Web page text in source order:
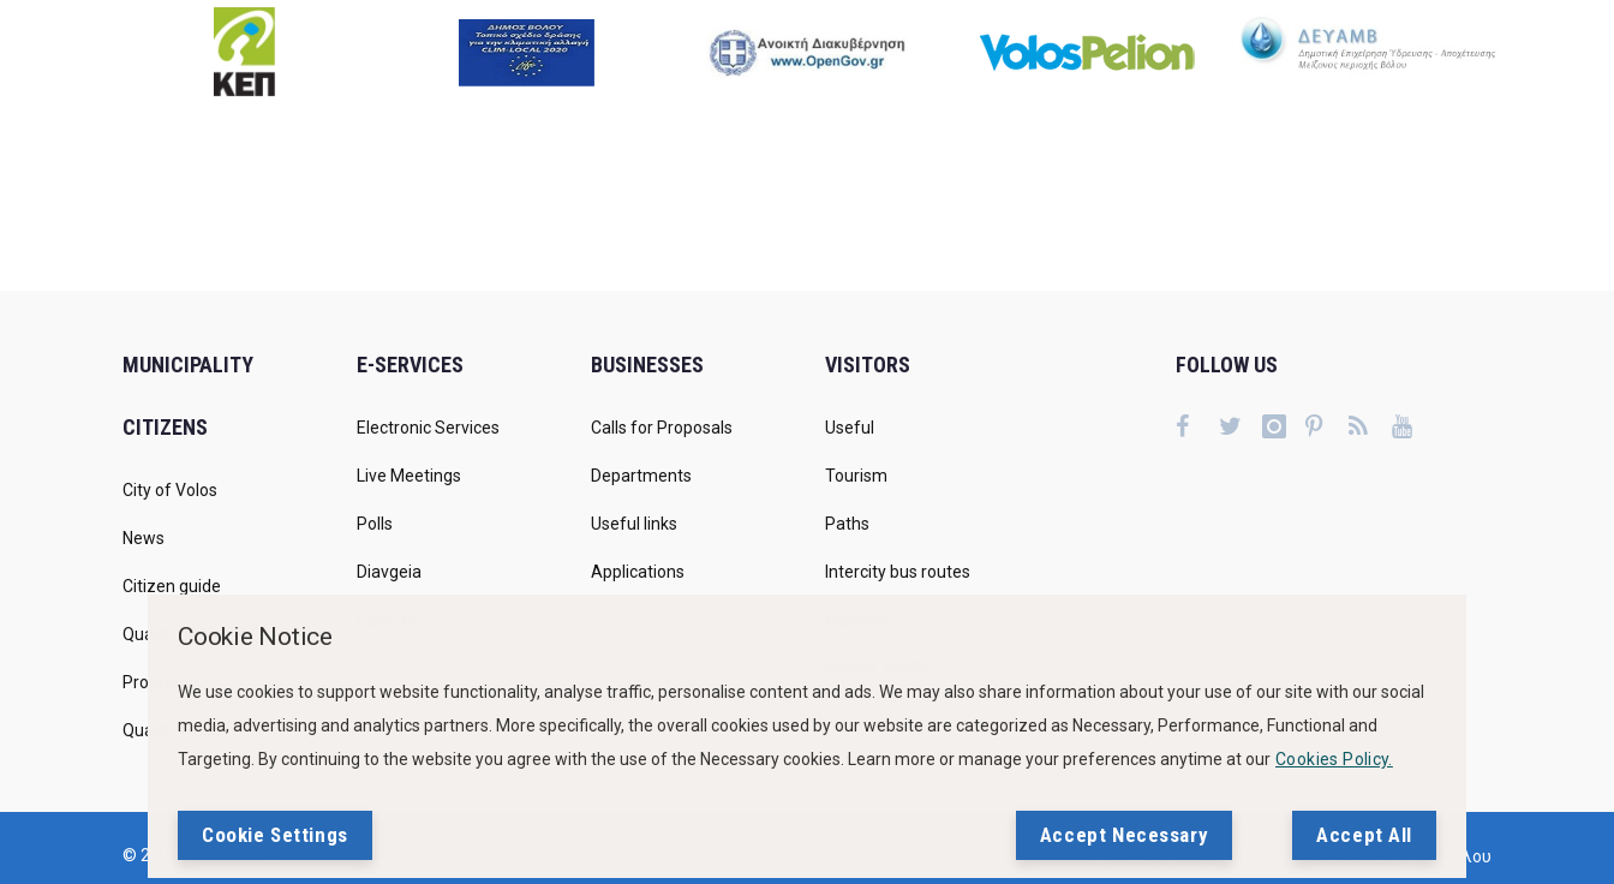
MUNICIPALITY
CITIZENS
City of Volos
News
Citizen guide
Quality of life
Programs
Quality Policy
E-SERVICES
Electronic Services
Live Meetings
Polls
Diavgeia
BUSINESSES
Calls for Proposals
Departments
Useful links
Applications
VISITORS
Useful
Tourism
Paths
Intercity bus routes
FOLLOW US
© 2019, City of Volos Δήλωση Προσβασιμότητας Ιστότοπου Δήμου Βόλου
Cookie Notice
We use cookies to support website functionality, analyse traffic, personalise content and ads. We may also share information about your use of our site with our social
media, advertising and analytics partners. More specifically, the overall cookies used by our website are categorized as Necessary, Performance, Functional and
Targeting. By continuing to the website you agree with the use of the Necessary cookies. Learn more or manage your preferences anytime at our Cookies Policy.
Cookie Settings Accept Necessary Accept All